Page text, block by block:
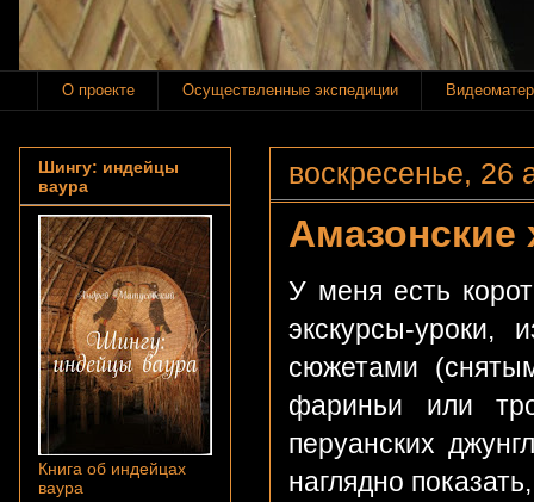
О проекте Осуществленные экспедиции
воскресенье, 26
Амазонские
У меня есть
экскурсы-
сюжетами
фариньи или
перуанских
наглядно
Шингу: индейцы
ваура
Книга об индейцах
ваура